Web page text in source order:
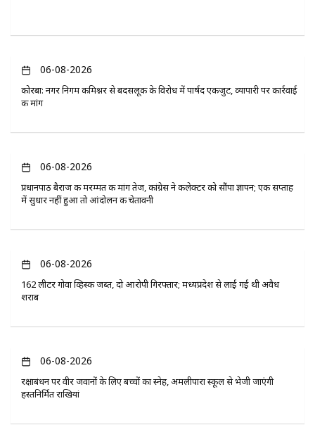
06-08-2026
कोरबा: नगर निगम कमिश्नर से बदसलूकी के विरोध में पार्षद एकजुट, व्यापारी पर कार्रवाई
की मांग
06-08-2026
प्रधानपाठ बैराज की मरम्मत की मांग तेज, कांग्रेस ने कलेक्टर को सौंपा ज्ञापन; एक सप्ताह
में सुधार नहीं हुआ तो आंदोलन की चेतावनी
06-08-2026
162 लीटर गोवा व्हिस्की जब्त, दो आरोपी गिरफ्तार; मध्यप्रदेश से लाई गई थी अवैध
शराब
06-08-2026
रक्षाबंधन पर वीर जवानों के लिए बच्चों का स्नेह, अमलीपारा स्कूल से भेजी जाएंगी
हस्तनिर्मित राखियां